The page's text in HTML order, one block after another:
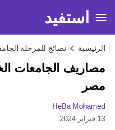
استفيد
الرئيسية نصائح للمرحلة
مصر
HeBa Mohamed
13 فبراير 2024